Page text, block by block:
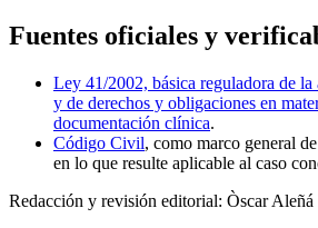
Fuentes oficiales y
Ley 41/2002, básica reguladora de
y de derechos y obligaciones en
documentación clínica.
Código Civil, como marco general
en lo que resulte aplicable al caso
Redacción y revisión editorial: Òscar Aleñá